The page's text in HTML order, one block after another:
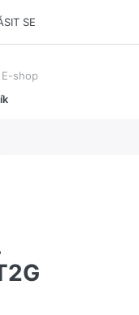
SE
výsledky.
E-shop